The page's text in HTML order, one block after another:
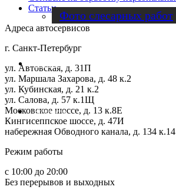
Фото слесарных работ
Контакты
Статьи
Адреса автосервисов
г. Санкт-Петербург
ул. Автовская, д. 31П
ул. Маршала Захарова, д. 48 к.2
ул. Кубинская, д. 21 к.2
ул. Салова, д. 57 к.1Щ
Московское шоссе, д. 13 к.8Е
Кингисеппское шоссе, д. 47И
набережная Обводного канала, д. 134 к.14
Режим работы
с 10:00 до 20:00
Без перерывов и выходных